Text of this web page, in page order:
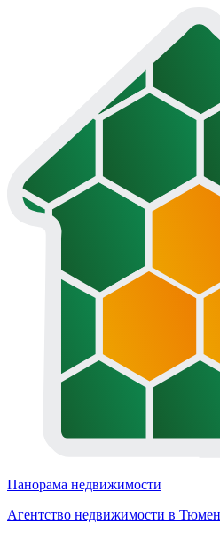
Панорама недвижимости
Агентство недвижимости в